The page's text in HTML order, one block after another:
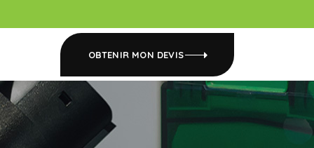
OBTENIR MON DEVIS